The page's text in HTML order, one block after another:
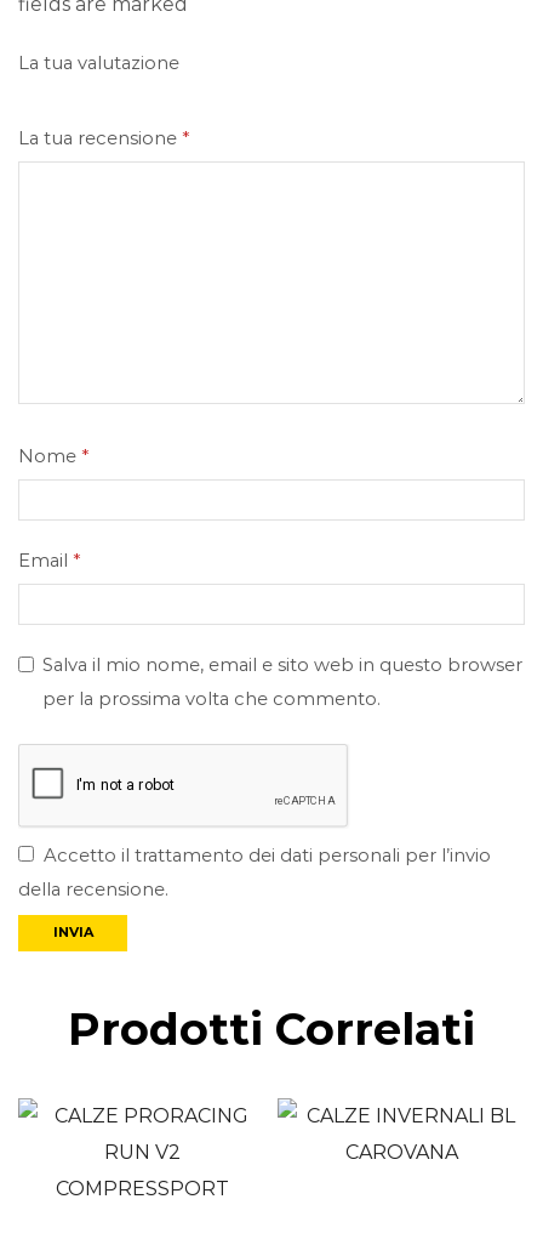
fields are marked
La tua valutazione
La tua recensione *
Nome *
Email *
Salva il mio nome, email e sito web in questo browser
per la prossima volta che commento.
Accetto il trattamento dei dati personali per l’invio
della recensione.
Prodotti Correlati